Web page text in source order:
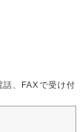
話、FAXで受け付